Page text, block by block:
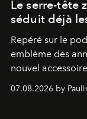
Le serre-tête
séduit déjà
Repéré sur le
emblème des
nouvel
s'arrachent déjà.
07.08.2026 by